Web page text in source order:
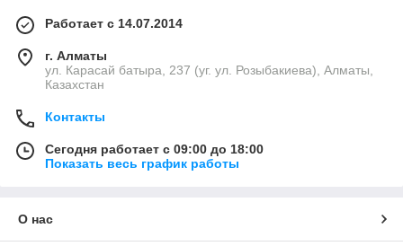
Работает с 14.07.2014
г. Алматы
ул. Карасай батыра, 237 (уг. ул. Розыбакиева), Алматы,
Казахстан
Контакты
Сегодня работает с 09:00 до 18:00
Показать весь график работы
О нас